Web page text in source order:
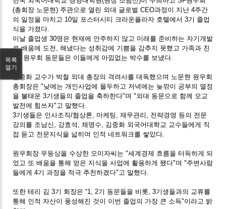
(총회장 노문현) 주관으로 열린 외대 글로벌 CEO과정이 지난 4주간
의 일정을 마치고 10일 포스터시티 크라운플라자 호텔에서 3기 졸업
식을 가졌다.
이날 졸업생 30명은 현재에 안주하지 않고 미래를 준비하는 자기개발
로 배움에 도전, 해냈다는 성취감에 기쁨을 감추지 못했고 가족과 친
지, 원우회 동문들은 이들에게 아낌없는 박수를 보냈다.
김중화 교수가 박철 외대 총장의 격려사를 대독했으며 노문현 원우회
총회장은 "낮에는 개인사업에 몰두하고 저녁에는 늦깎이 공부의 열정
을 불태운 3기생들의 졸업을 축하한다"며 "외대 동문으로 함께 모교
발전에 힘쓰자"고 말했다.
3기생들은 인사조직/협상론, 마케팅, 재무관리, 전략경영 등의 전문
강의를 조남신, 강효석, 채명수, 김중화 외국어대학교 교수들에게 직
접 듣고 전문지식을 넓히며 인적 네트워크를 쌓았다.
원우회장 우등상을 수상한 오미자씨는 "세계경제 흐름을 터득하게 되
었고 또 배움을 통해 얻은 지식을 사업에 활용하게 됐다"며 "주변사람
들에게 4기 과정을 적극 추천하겠다"고 말했다.
또한 테리 김 3기 회장은 “1, 2기 동문들을 비롯, 3기생들과의 교류를
통해 인적 자산이 풍성해진 것이 이번 졸업의 가장 큰 소득"이라고 밝
목록
열기